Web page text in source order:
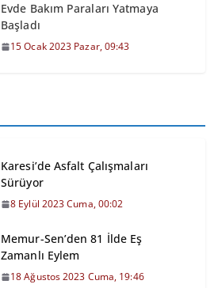
Evde Bakım Paraları Yatmaya
Başladı
15 Ocak 2023 Pazar, 09:43
Karesi’de Asfalt Çalışmaları
Sürüyor
8 Eylül 2023 Cuma, 00:02
Memur-Sen’den 81 İlde Eş
Zamanlı Eylem
18 Ağustos 2023 Cuma, 19:46